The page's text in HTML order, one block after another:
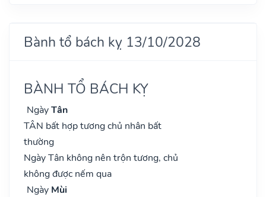
Bành tổ bách kỵ 13/10/2028
BÀNH TỔ BÁCH KỴ
NgàyTân
TÂN bất hợp tương chủ nhân bất
thường
Ngày Tân không nên trộn tương, chủ
không được nếm qua
Ngày Mùi